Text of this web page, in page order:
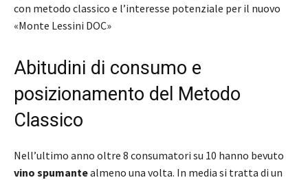
con metodo classico e l’interesse potenziale per il nuovo
«Monte Lessini DOC»
Abitudini di consumo e
posizionamento del Metodo
Classico
Nell’ultimo anno oltre 8 consumatori su 10 hanno bevuto
vino spumantealmeno una volta. In media si tratta di un